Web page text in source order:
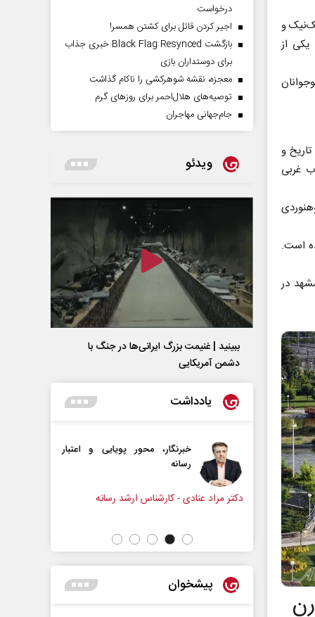
و
یکی از
و
غربی
است.
در
درخواست
اجیر کردن قاتل برای کشتن همسر!
بازگشت Black Flag Resynced خبری جذاب
برای دوستداران بازی
معجزه، نقشه شوهرکشی را ناکام گذاشت
توصیه‌های هلال‌احمر برای روز‌های گرم
جام‌جهانی مهاجران
ویدئو
ببینید | غنیمت بزرگ ایرانی‌ها در جنگ با
دشمن آمریکایی
یادداشت
پویایی و اعتبار
ارشد رسانه
دروازه‌بانی اندوه در مسیر امید
پیشخوان